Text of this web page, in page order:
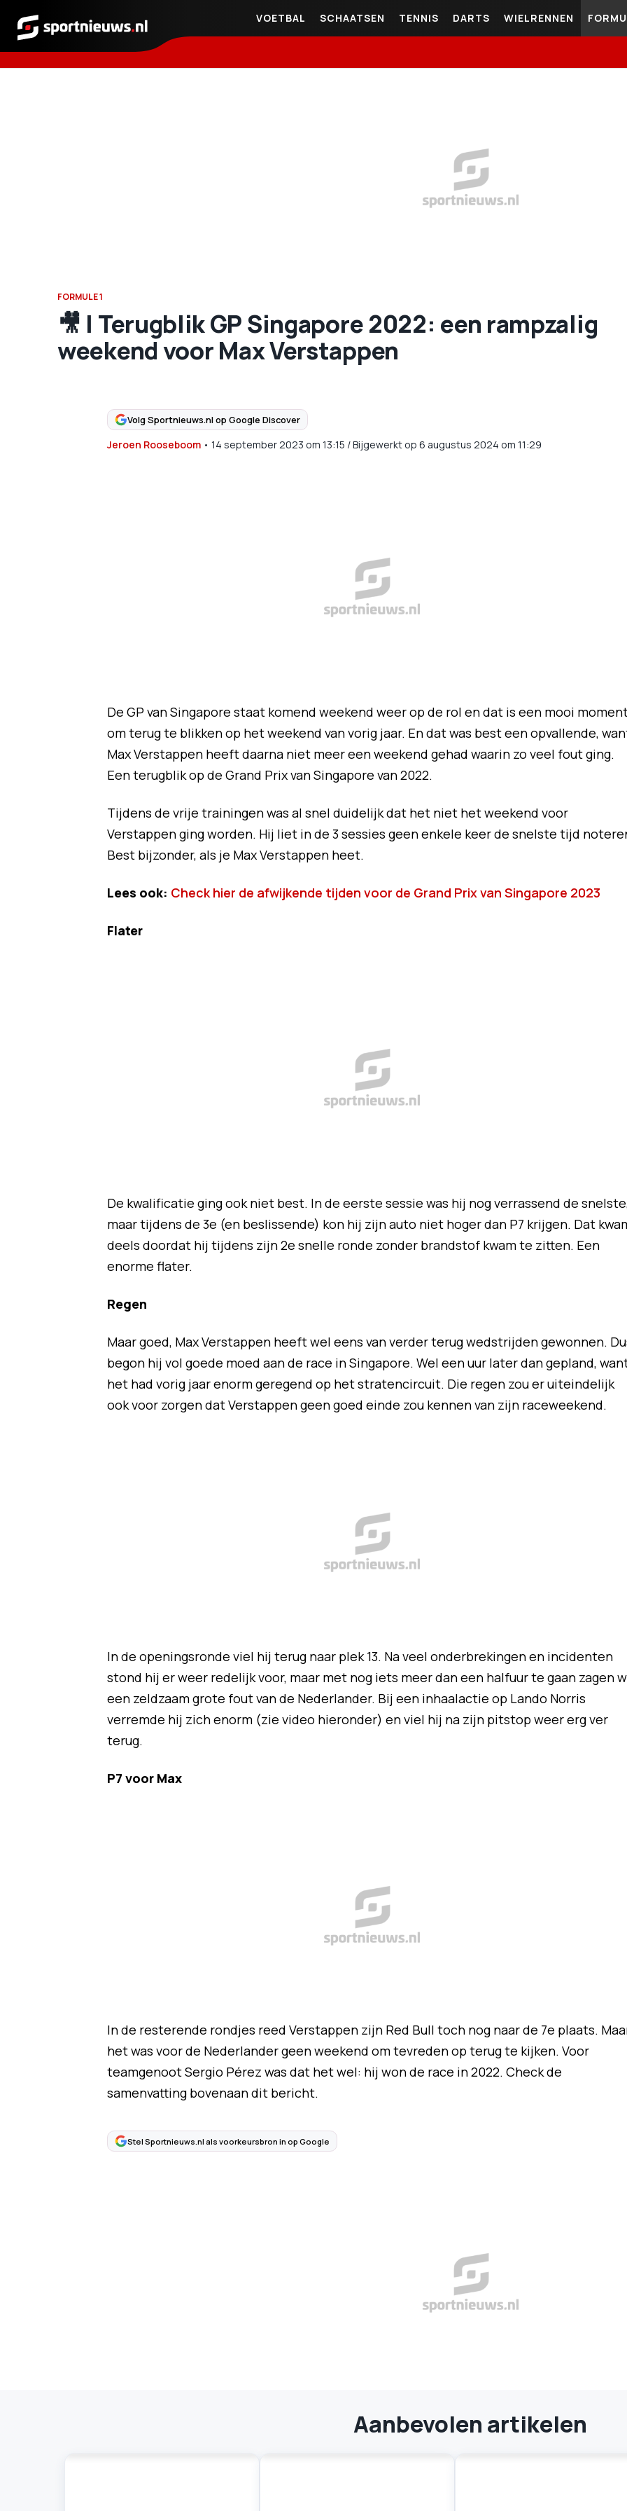
Sportnieuws.nl
VOETBAL SCHAATSEN TENNIS DARTS WIELRENNEN
FORMULE 1
🎥​ | Terugblik GP Singapore 2022: een rampzalig
weekend voor Max Verstappen
Volg Sportnieuws.nl op Google Discover
Jeroen Rooseboom• 14 september 2023 om 13:15 /Bijgewerkt op 6 augustus 2024 om 11:29
De GP van Singapore staat komend weekend weer op de rol en dat is een mooi
om terug te blikken op het weekend van vorig jaar. En dat was best een opvallende,
Max Verstappen heeft daarna niet meer een weekend gehad waarin zo veel fout ging.
Een terugblik op de Grand Prix van Singapore van 2022.
Tijdens de vrije trainingen was al snel duidelijk dat het niet het weekend voor
Verstappen ging worden. Hij liet in de 3 sessies geen enkele keer de snelste tijd
Best bijzonder, als je Max Verstappen heet.
Lees ook: Check hier de afwijkende tijden voor de Grand Prix van Singapore 2023
Flater
De kwalificatie ging ook niet best. In de eerste sessie was hij nog verrassend de
maar tijdens de 3e (en beslissende) kon hij zijn auto niet hoger dan P7 krijgen. Dat
deels doordat hij tijdens zijn 2e snelle ronde zonder brandstof kwam te zitten. Een
enorme flater.
Regen
Maar goed, Max Verstappen heeft wel eens van verder terug wedstrijden gewonnen.
begon hij vol goede moed aan de race in Singapore. Wel een uur later dan gepland,
het had vorig jaar enorm geregend op het stratencircuit. Die regen zou er uiteindelijk
ook voor zorgen dat Verstappen geen goed einde zou kennen van zijn raceweekend.
In de openingsronde viel hij terug naar plek 13. Na veel onderbrekingen en incidenten
stond hij er weer redelijk voor, maar met nog iets meer dan een halfuur te gaan zagen
een zeldzaam grote fout van de Nederlander. Bij een inhaalactie op Lando Norris
verremde hij zich enorm (zie video hieronder) en viel hij na zijn pitstop weer erg ver
terug.
P7 voor Max
In de resterende rondjes reed Verstappen zijn Red Bull toch nog naar de 7e plaats.
het was voor de Nederlander geen weekend om tevreden op terug te kijken. Voor
teamgenoot Sergio Pérez was dat het wel: hij won de race in 2022. Check de
samenvatting bovenaan dit bericht.
Stel Sportnieuws.nl als voorkeursbron in op Google
Aanbevolen artikelen